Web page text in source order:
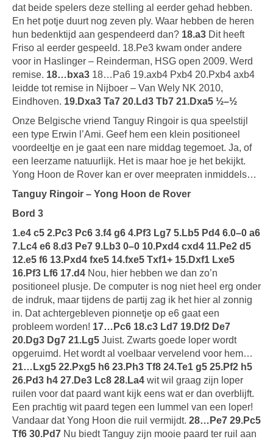
dat beide spelers deze stelling al eerder gehad hebben.
En het potje duurt nog zeven ply. Waar hebben de heren
hun bedenktijd aan gespendeerd dan? 18.a3 Dit heeft
Friso al eerder gespeeld. 18.Pe3 kwam onder andere
voor in Haslinger – Reinderman, HSG open 2009. Werd
remise. 18…bxa3 18…Pa6 19.axb4 Pxb4 20.Pxb4 axb4
leidde tot remise in Nijboer – Van Wely NK 2010,
Eindhoven. 19.Dxa3 Ta7 20.Ld3 Tb7 21.Dxa5 ½–½
Onze Belgische vriend Tanguy Ringoir is qua speelstijl
een type Erwin l’Ami. Geef hem een klein positioneel
voordeeltje en je gaat een nare middag tegemoet. Ja, of
een leerzame natuurlijk. Het is maar hoe je het bekijkt.
Yong Hoon de Rover kan er over meepraten inmiddels…
Tanguy Ringoir – Yong Hoon de Rover
Bord 3
1.e4 c5 2.Pc3 Pc6 3.f4 g6 4.Pf3 Lg7 5.Lb5 Pd4 6.0–0 a6
7.Lc4 e6 8.d3 Pe7 9.Lb3 0–0 10.Pxd4 cxd4 11.Pe2 d5
12.e5 f6 13.Pxd4 fxe5 14.fxe5 Txf1+ 15.Dxf1 Lxe5
16.Pf3 Lf6 17.d4 Nou, hier hebben we dan zo’n
positioneel plusje. De computer is nog niet heel erg onder
de indruk, maar tijdens de partij zag ik het hier al zonnig
in. Dat achtergebleven pionnetje op e6 gaat een
probleem worden! 17…Pc6 18.c3 Ld7 19.Df2 De7
20.Dg3 Dg7 21.Lg5 Juist. Zwarts goede loper wordt
opgeruimd. Het wordt al voelbaar vervelend voor hem…
21…Lxg5 22.Pxg5 h6 23.Ph3 Tf8 24.Te1 g5 25.Pf2 h5
26.Pd3 h4 27.De3 Lc8 28.La4 wit wil graag zijn loper
ruilen voor dat paard want kijk eens wat er dan overblijft.
Een prachtig wit paard tegen een lummel van een loper!
Vandaar dat Yong Hoon die ruil vermijdt. 28…Pe7 29.Pc5
Tf6 30.Pd7 Nu biedt Tanguy zijn mooie paard ter ruil aan